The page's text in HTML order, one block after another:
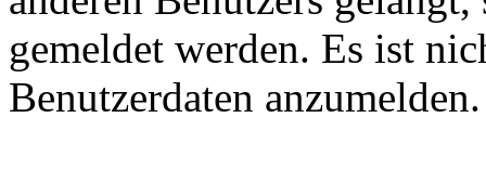
gemeldet werden. Es ist
Benutzerdaten anzumelden.